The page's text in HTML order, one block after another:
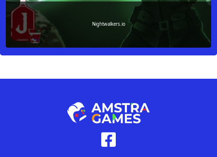
Nightwalkers.io